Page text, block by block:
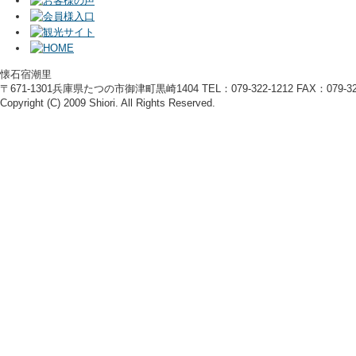
懐石宿潮里
〒671-1301兵庫県たつの市御津町黒崎1404 TEL：079-322-1212 FAX：079-
Copyright (C) 2009 Shiori. All Rights Reserved.